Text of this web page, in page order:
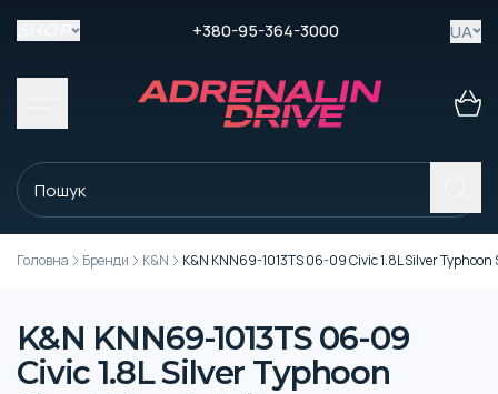
+380-95-364-3000 UA
Головна Бренди K&N K&N KNN69-1013TS 06-09 Civic 1.8L Silver
K&N KNN69-1013TS 06-09
Civic 1.8L Silver Typhoon